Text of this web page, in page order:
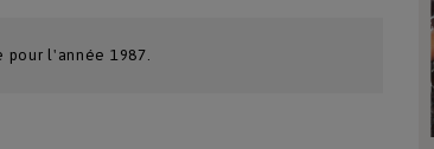
l'année 1987.